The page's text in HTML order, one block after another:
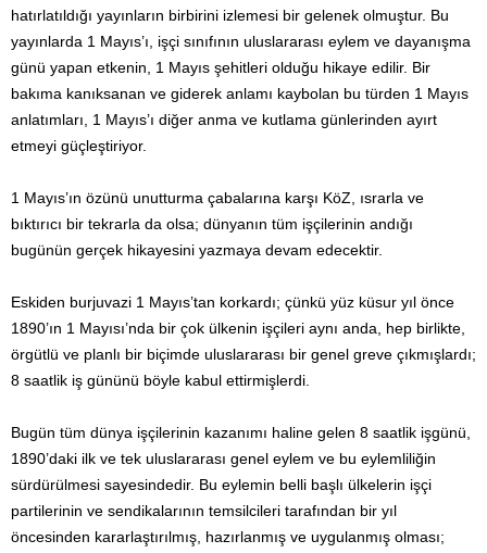
hatırlatıldığı yayınların birbirini izlemesi bir gelenek olmuştur. Bu
yayınlarda 1 Mayıs’ı, işçi sınıfının uluslararası eylem ve dayanışma
günü yapan etkenin, 1 Mayıs şehitleri olduğu hikaye edilir. Bir
bakıma kanıksanan ve giderek anlamı kaybolan bu türden 1 Mayıs
anlatımları, 1 Mayıs’ı diğer anma ve kutlama günlerinden ayırt
etmeyi güçleştiriyor.
1 Mayıs’ın özünü unutturma çabalarına karşı KöZ, ısrarla ve
bıktırıcı bir tekrarla da olsa; dünyanın tüm işçilerinin andığı
bugünün gerçek hikayesini yazmaya devam edecektir.
Eskiden burjuvazi 1 Mayıs’tan korkardı; çünkü yüz küsur yıl önce
1890’ın 1 Mayısı’nda bir çok ülkenin işçileri aynı anda, hep birlikte,
örgütlü ve planlı bir biçimde uluslararası bir genel greve çıkmışlardı;
8 saatlik iş gününü böyle kabul ettirmişlerdi.
Bugün tüm dünya işçilerinin kazanımı haline gelen 8 saatlik işgünü,
1890’daki ilk ve tek uluslararası genel eylem ve bu eylemliliğin
sürdürülmesi sayesindedir. Bu eylemin belli başlı ülkelerin işçi
partilerinin ve sendikalarının temsilcileri tarafından bir yıl
öncesinden kararlaştırılmış, hazırlanmış ve uygulanmış olması;